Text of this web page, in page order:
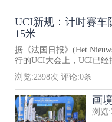
UCI新规：计时赛车
15米
据《法国日报》(Het
行的UCI大会上，UCI已经
浏览:2398次 评论:0条
画
浏览: